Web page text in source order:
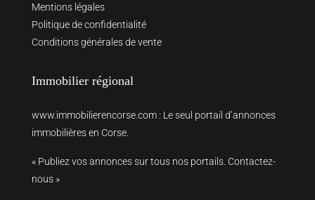
Mentions légales
Politique de confidentialité
Conditions générales de vente
Immobilier régional
www.immobilierencorse.com : Le seul portail d’annonces
immobilières en Corse.
« Publiez vos annonces sur tous nos portails. Contactez-
nous »